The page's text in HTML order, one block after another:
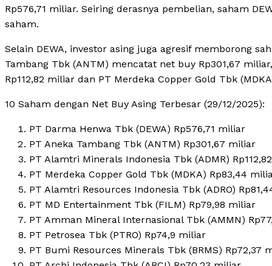
Rp576,71 miliar. Seiring derasnya pembelian, saham
saham.
Selain DEWA, investor asing juga agresif memborong
Tambang Tbk (ANTM) mencatat net buy Rp301,67
Rp112,82 miliar dan PT Merdeka Copper Gold Tbk
10 Saham dengan Net Buy Asing Terbesar (29/12/2025):
PT Darma Henwa Tbk (DEWA) Rp576,71 miliar
PT Aneka Tambang Tbk (ANTM) Rp301,67 miliar
PT Alamtri Minerals Indonesia Tbk (ADMR)
PT Merdeka Copper Gold Tbk (MDKA) Rp83,44
PT Alamtri Resources Indonesia Tbk (ADRO)
PT MD Entertainment Tbk (FILM) Rp79,98 miliar
PT Amman Mineral Internasional Tbk (AMMN)
PT Petrosea Tbk (PTRO) Rp74,9 miliar
PT Bumi Resources Minerals Tbk (BRMS) Rp72,37